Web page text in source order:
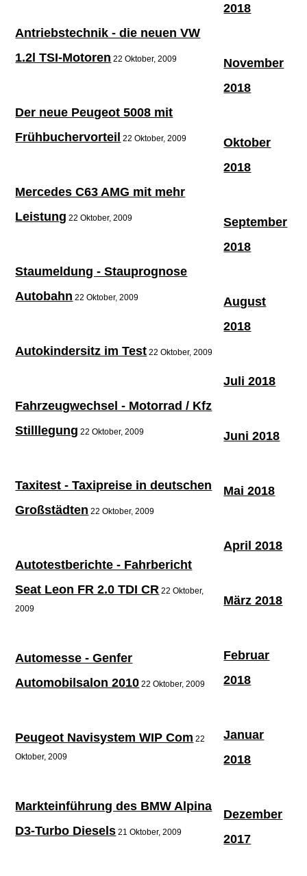
Antriebstechnik - die neuen VW
1.2l TSI-Motoren 22 Oktober, 2009
Der neue Peugeot 5008 mit
Frühbuchervorteil 22 Oktober, 2009
Mercedes C63 AMG mit mehr
Leistung 22 Oktober, 2009
Staumeldung - Stauprognose
Autobahn 22 Oktober, 2009
Autokindersitz im Test 22 Oktober, 2009
Fahrzeugwechsel - Motorrad / Kfz
Stilllegung 22 Oktober, 2009
Taxitest - Taxipreise in deutschen
Großstädten 22 Oktober, 2009
Autotestberichte - Fahrbericht
Seat Leon FR 2.0 TDI CR 22 Oktober,
2009
Automesse - Genfer
Automobilsalon 2010 22 Oktober, 2009
Peugeot Navisystem WIP Com 22
Oktober, 2009
Markteinführung des BMW Alpina
D3-Turbo Diesels 21 Oktober, 2009
2018
November
2018
Oktober
2018
September
2018
August
2018
Juli 2018
Juni 2018
Mai 2018
April 2018
März 2018
Februar
2018
Januar
2018
Dezember
2017